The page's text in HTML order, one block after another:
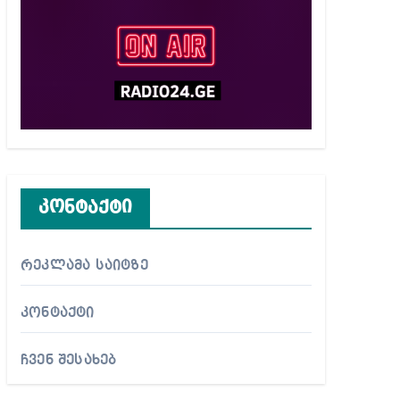
კონტაქტი
რეკლამა საიტზე
კონტაქტი
ჩვენ შესახებ